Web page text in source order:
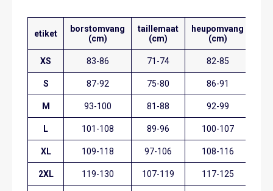
etiket
borstomvang
(cm)
taillemaat
(cm)
heupomvang
(cm)
XS 83-86 71-74 82-85
S 87-92 75-80 86-91
M 93-100 81-88 92-99
L 101-108 89-96 100-107
XL 109-118 97-106 108-116
2XL 119-130 107-119 117-125